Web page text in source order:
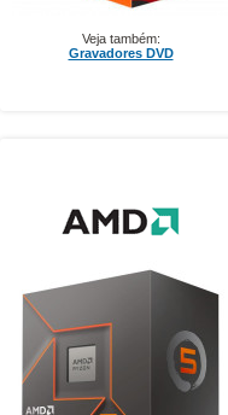
Veja também:
Gravadores DVD